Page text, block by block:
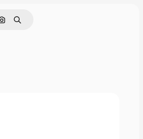
Pesquisar por imagem
Buscar